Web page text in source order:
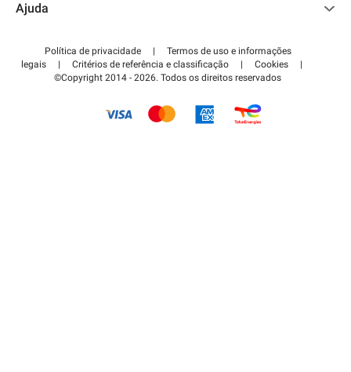
Torne-se um membro
Ajuda
Centro de apoio
Como é que funciona?
Pagar o estacionamento FLOW
Política de privacidade |
Termos de uso e informações
legais
| Critérios de referência e classificação | Cookies
|
©Copyright 2014 - 2026. Todos os direitos reservados